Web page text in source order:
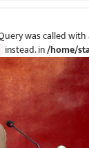
was called
instead. in/home/